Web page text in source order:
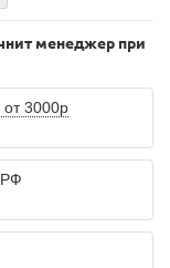
менеджер при
от 3000р
РФ